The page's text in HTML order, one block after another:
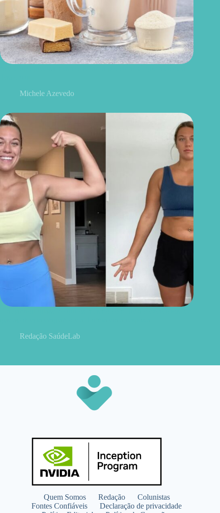
Michele Azevedo
Redação SaúdeLab
Quem Somos Redação
Colunistas
Fontes Confiáveis
Declaração de privacidade